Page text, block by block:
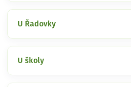
U Řadovky
U školy